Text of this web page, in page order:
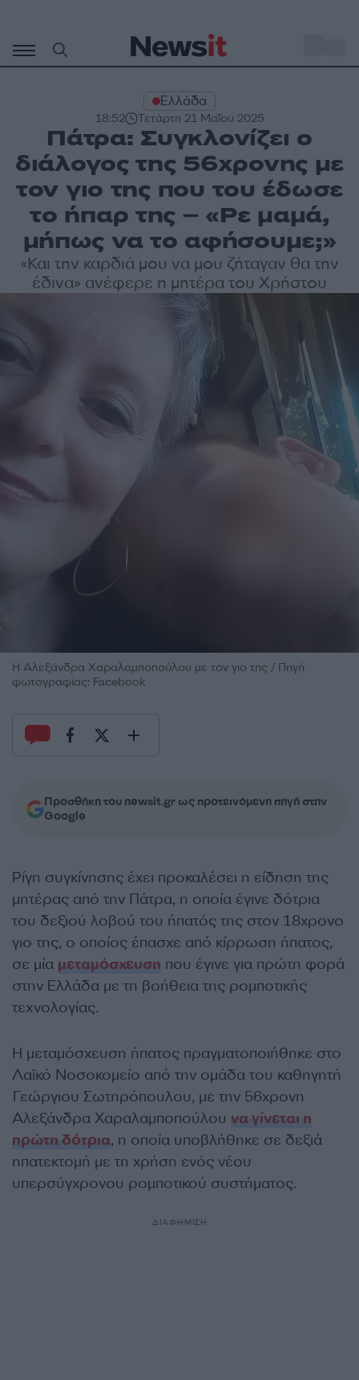
περιεχόμενο
Ελλάδα
18:52 Τετάρτη 21 Μαΐου 2025
Πάτρα: Συγκλονίζει ο
διάλογος της 56χρονης με
τον γιο της που του έδωσε
το ήπαρ της – «Ρε μαμά,
μήπως να το αφήσουμε;»
«Και την καρδιά μου να μου ζήταγαν θα την
έδινα» ανέφερε η μητέρα του Χρήστου
H Αλεξάνδρα Χαραλαμποπούλου με τον γιο της / Πηγή
φωτογραφίας: Facebook
Προσθήκη του newsit.gr ως προτεινόμενη πηγή στην
Google
Ρίγη συγκίνησης έχει προκαλέσει η είδηση της
μητέρας από την Πάτρα, η οποία έγινε δότρια
του δεξιού λοβού του ήπατός της στον 18χρονο
γιο της, ο οποίος έπασχε από κίρρωση ήπατος,
σε μία μεταμόσχευση που έγινε για πρώτη φορά
στην Ελλάδα με τη βοήθεια της ρομποτικής
τεχνολογίας.
Η μεταμόσχευση ήπατος πραγματοποιήθηκε στο
Λαϊκό Νοσοκομείο από την ομάδα του καθηγητή
Γεώργιου Σωτηρόπουλου, με την 56χρονη
Αλεξάνδρα Χαραλαμποπούλου να γίνεται η
πρώτη δότρια, η οποία υποβλήθηκε σε δεξιά
ηπατεκτομή με τη χρήση ενός νέου
υπερσύγχρονου ρομποτικού συστήματος.
ΔΙΑΦΗΜΙΣΗ